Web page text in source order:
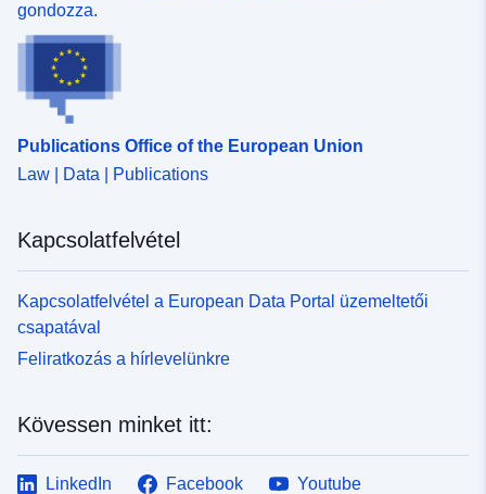
gondozza.
Publications Office of the European Union
Law | Data | Publications
Kapcsolatfelvétel
Kapcsolatfelvétel a European Data Portal üzemeltetői
csapatával
Feliratkozás a hírlevelünkre
Kövessen minket itt:
LinkedIn Facebook
Youtube